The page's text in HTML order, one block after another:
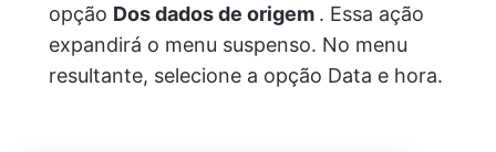
opção Dos dados de origem . Essa ação
expandirá o menu suspenso. No menu
resultante, selecione a opção Data e hora.